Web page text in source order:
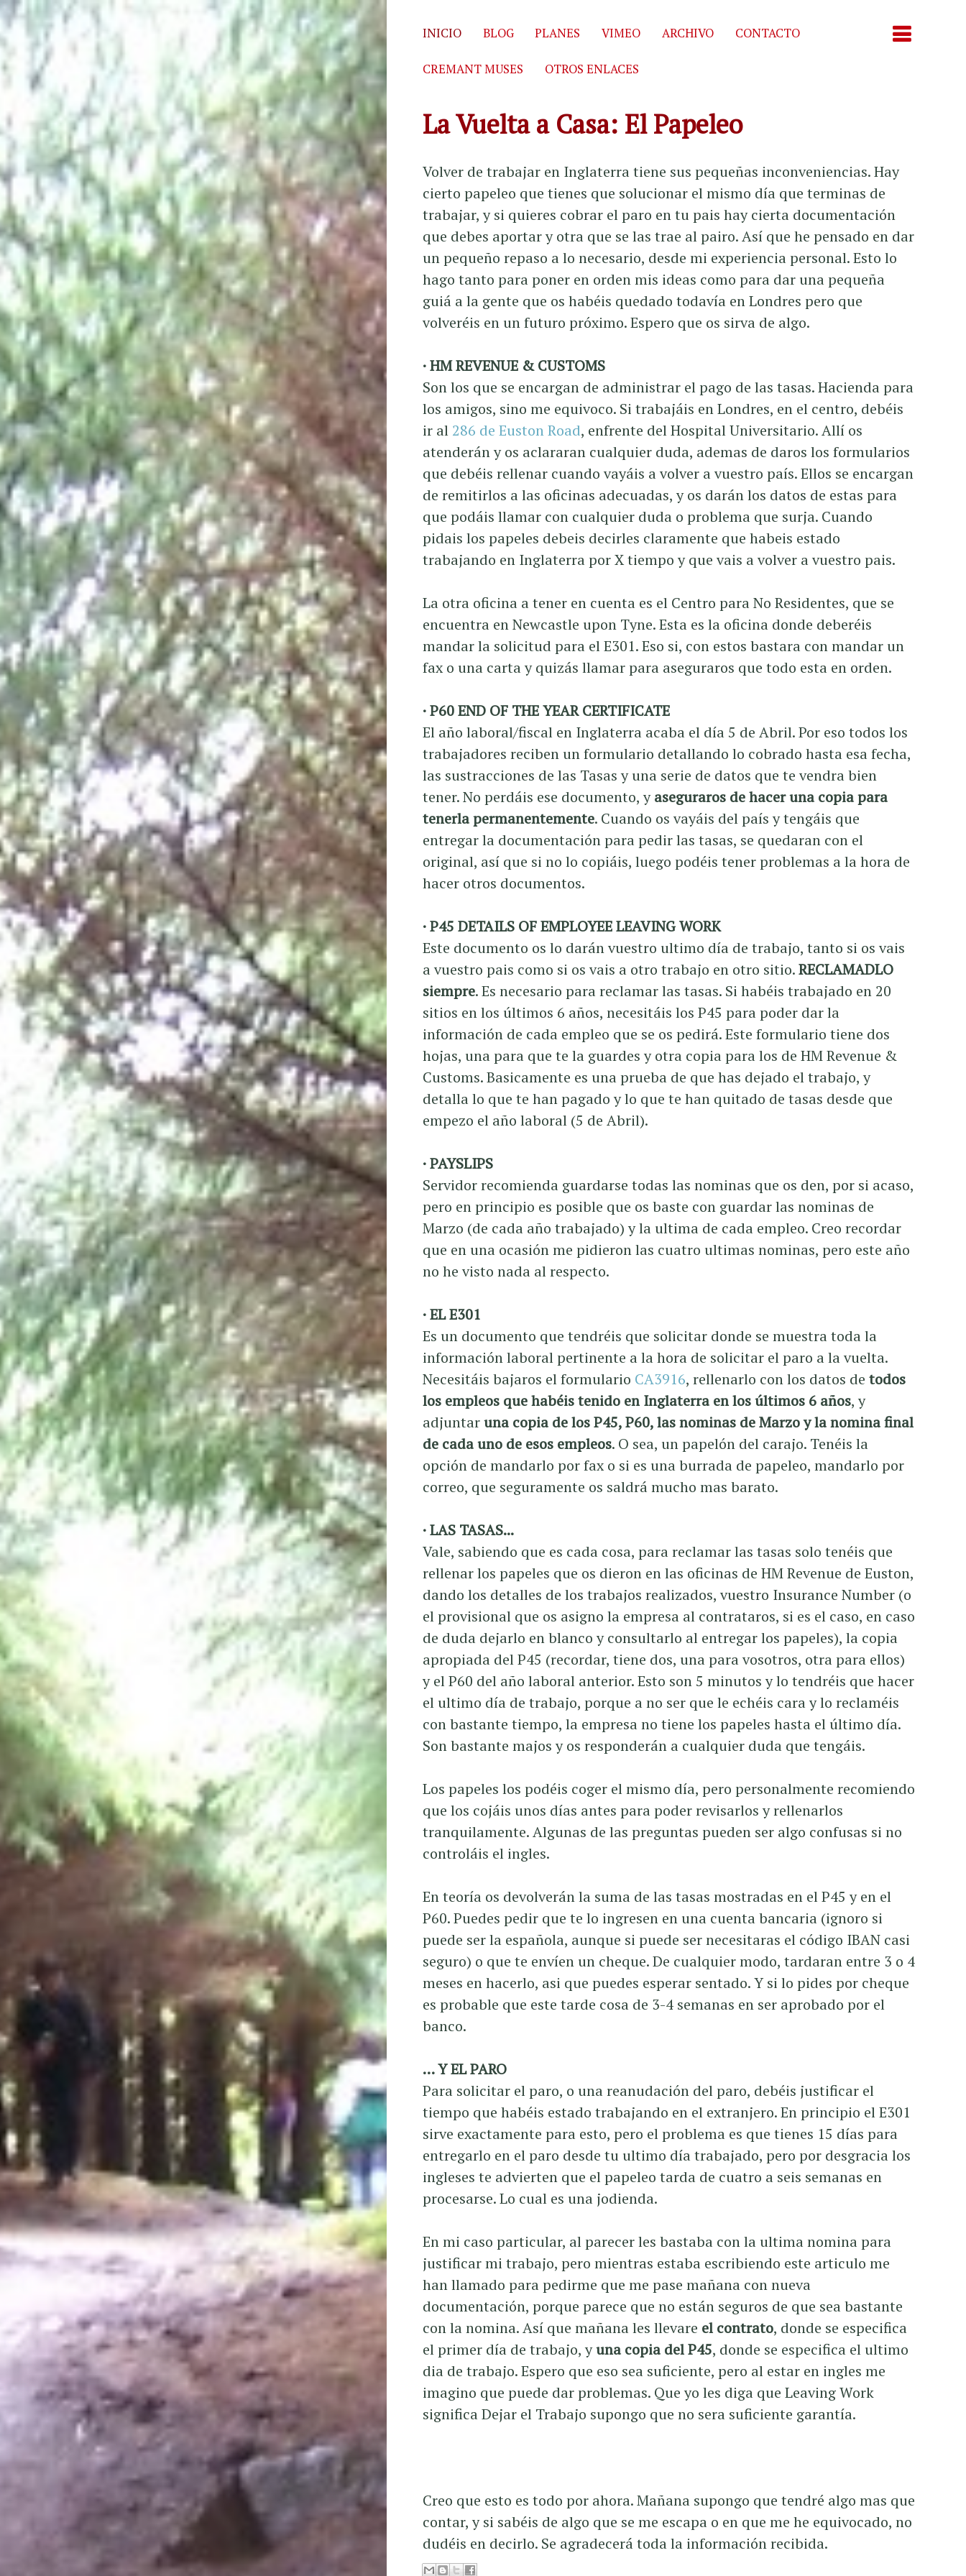
Skip to content
INICIO BLOG PLANES VIMEO ARCHIVO CONTACTO
CREMANT MUSES OTROS ENLACES
La Vuelta a Casa: El Papeleo
Volver de trabajar en Inglaterra tiene sus pequeñas inconveniencias. Hay
cierto papeleo que tienes que solucionar el mismo día que terminas de
trabajar, y si quieres cobrar el paro en tu pais hay cierta documentación
que debes aportar y otra que se las trae al pairo. Así que he pensado en dar
un pequeño repaso a lo necesario, desde mi experiencia personal. Esto lo
hago tanto para poner en orden mis ideas como para dar una pequeña
guiá a la gente que os habéis quedado todavía en Londres pero que
volveréis en un futuro próximo. Espero que os sirva de algo.
· HM REVENUE & CUSTOMS
Son los que se encargan de administrar el pago de las tasas. Hacienda para
los amigos, sino me equivoco. Si trabajáis en Londres, en el centro, debéis
ir al 286 de Euston Road, enfrente del Hospital Universitario. Allí os
atenderán y os aclararan cualquier duda, ademas de daros los formularios
que debéis rellenar cuando vayáis a volver a vuestro país. Ellos se encargan
de remitirlos a las oficinas adecuadas, y os darán los datos de estas para
que podáis llamar con cualquier duda o problema que surja. Cuando
pidais los papeles debeis decirles claramente que habeis estado
trabajando en Inglaterra por X tiempo y que vais a volver a vuestro pais.
La otra oficina a tener en cuenta es el Centro para No Residentes, que se
encuentra en Newcastle upon Tyne. Esta es la oficina donde deberéis
mandar la solicitud para el E301. Eso si, con estos bastara con mandar un
fax o una carta y quizás llamar para aseguraros que todo esta en orden.
· P60 END OF THE YEAR CERTIFICATE
El año laboral/fiscal en Inglaterra acaba el día 5 de Abril. Por eso todos los
trabajadores reciben un formulario detallando lo cobrado hasta esa fecha,
las sustracciones de las Tasas y una serie de datos que te vendra bien
tener. No perdáis ese documento, yaseguraros de hacer una copia para
tenerla permanentemente. Cuando os vayáis del país y tengáis que
entregar la documentación para pedir las tasas, se quedaran con el
original, así que si no lo copiáis, luego podéis tener problemas a la hora de
hacer otros documentos.
· P45 DETAILS OF EMPLOYEE LEAVING WORK
Este documento os lo darán vuestro ultimo día de trabajo, tanto si os vais
a vuestro pais como si os vais a otro trabajo en otro sitio.RECLAMADLO
siempre. Es necesario para reclamar las tasas. Si habéis trabajado en 20
sitios en los últimos 6 años, necesitáis los P45 para poder dar la
información de cada empleo que se os pedirá. Este formulario tiene dos
hojas, una para que te la guardes y otra copia para los de HM Revenue &
Customs. Basicamente es una prueba de que has dejado el trabajo, y
detalla lo que te han pagado y lo que te han quitado de tasas desde que
empezo el año laboral (5 de Abril).
· PAYSLIPS
Servidor recomienda guardarse todas las nominas que os den, por si acaso,
pero en principio es posible que os baste con guardar las nominas de
Marzo (de cada año trabajado) y la ultima de cada empleo. Creo recordar
que en una ocasión me pidieron las cuatro ultimas nominas, pero este año
no he visto nada al respecto.
· EL E301
Es un documento que tendréis que solicitar donde se muestra toda la
información laboral pertinente a la hora de solicitar el paro a la vuelta.
Necesitáis bajaros el formulario CA3916, rellenarlo con los datos de todos
los empleos que habéis tenido en Inglaterra en los últimos 6 años, y
adjuntaruna copia de los P45, P60, las nominas de Marzo y la nomina final
de cada uno de esos empleos. O sea, un papelón del carajo. Tenéis la
opción de mandarlo por fax o si es una burrada de papeleo, mandarlo por
correo, que seguramente os saldrá mucho mas barato.
· LAS TASAS...
Vale, sabiendo que es cada cosa, para reclamar las tasas solo tenéis que
rellenar los papeles que os dieron en las oficinas de HM Revenue de Euston,
dando los detalles de los trabajos realizados, vuestro Insurance Number (o
el provisional que os asigno la empresa al contrataros, si es el caso, en caso
de duda dejarlo en blanco y consultarlo al entregar los papeles), la copia
apropiada del P45 (recordar, tiene dos, una para vosotros, otra para ellos)
y el P60 del año laboral anterior. Esto son 5 minutos y lo tendréis que hacer
el ultimo día de trabajo, porque a no ser que le echéis cara y lo reclaméis
con bastante tiempo, la empresa no tiene los papeles hasta el último día.
Son bastante majos y os responderán a cualquier duda que tengáis.
Los papeles los podéis coger el mismo día, pero personalmente recomiendo
que los cojáis unos días antes para poder revisarlos y rellenarlos
tranquilamente. Algunas de las preguntas pueden ser algo confusas si no
controláis el ingles.
En teoría os devolverán la suma de las tasas mostradas en el P45 y en el
P60. Puedes pedir que te lo ingresen en una cuenta bancaria (ignoro si
puede ser la española, aunque si puede ser necesitaras el código IBAN casi
seguro) o que te envíen un cheque. De cualquier modo, tardaran entre 3 o 4
meses en hacerlo, asi que puedes esperar sentado. Y si lo pides por cheque
es probable que este tarde cosa de 3-4 semanas en ser aprobado por el
banco.
… Y EL PARO
Para solicitar el paro, o una reanudación del paro, debéis justificar el
tiempo que habéis estado trabajando en el extranjero. En principio el E301
sirve exactamente para esto, pero el problema es que tienes 15 días para
entregarlo en el paro desde tu ultimo día trabajado, pero por desgracia los
ingleses te advierten que el papeleo tarda de cuatro a seis semanas en
procesarse. Lo cual es una jodienda.
En mi caso particular, al parecer les bastaba con la ultima nomina para
justificar mi trabajo, pero mientras estaba escribiendo este articulo me
han llamado para pedirme que me pase mañana con nueva
documentación, porque parece que no están seguros de que sea bastante
con la nomina. Así que mañana les llevare el contrato, donde se especifica
el primer día de trabajo, yuna copia del P45, donde se especifica el ultimo
dia de trabajo. Espero que eso sea suficiente, pero al estar en ingles me
imagino que puede dar problemas. Que yo les diga que Leaving Work
significa Dejar el Trabajo supongo que no sera suficiente garantía.
Creo que esto es todo por ahora. Mañana supongo que tendré algo mas que
contar, y si sabéis de algo que se me escapa o en que me he equivocado, no
dudéis en decirlo. Se agradecerá toda la información recibida.